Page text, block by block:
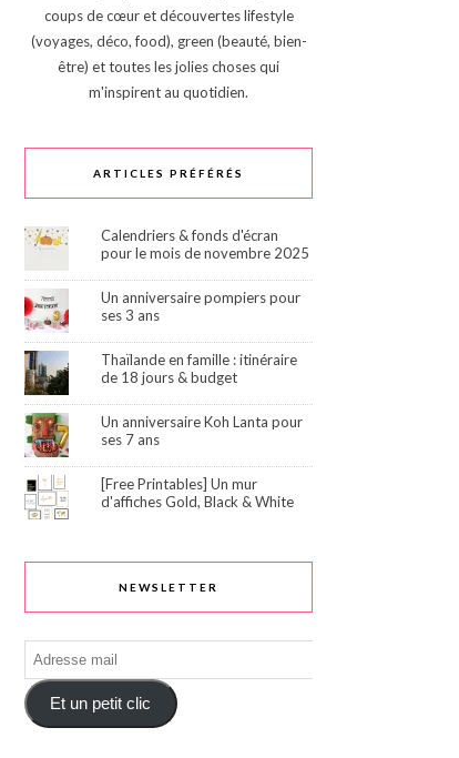
coups de cœur et découvertes lifestyle
(voyages, déco, food), green (beauté, bien-
être) et toutes les jolies choses qui
m'inspirent au quotidien.
ARTICLES PRÉFÉRÉS
Calendriers & fonds d'écran
pour le mois de novembre 2025
Un anniversaire pompiers pour
ses 3 ans
Thaïlande en famille : itinéraire
de 18 jours & budget
Un anniversaire Koh Lanta pour
ses 7 ans
[Free Printables] Un mur
d'affiches Gold, Black & White
NEWSLETTER
Adresse
mail
Et un petit clic